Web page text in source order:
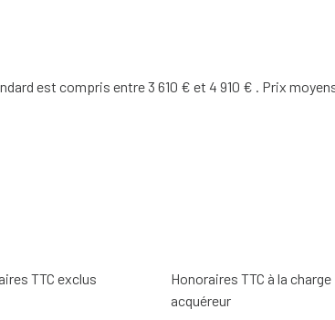
est compris entre 3 610 € et 4 910 € . Prix
TTC exclus
Honoraires TTC à la charge
acquéreur